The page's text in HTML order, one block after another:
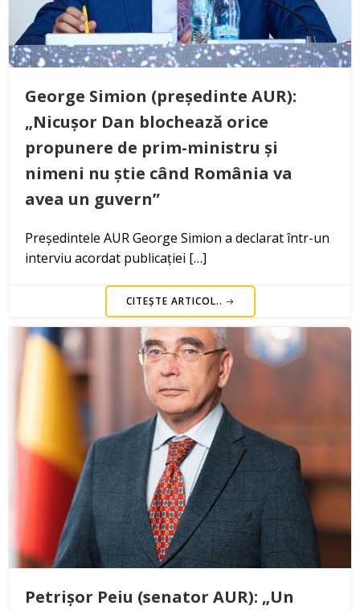
George Simion (președinte AUR):
„Nicușor Dan blochează orice
propunere de prim-ministru și
nimeni nu știe când România va
avea un guvern”
Președintele AUR George Simion a declarat într-un
interviu acordat publicației […]
CITEȘTE ARTICOL..
Petrișor Peiu (senator AUR): „Un